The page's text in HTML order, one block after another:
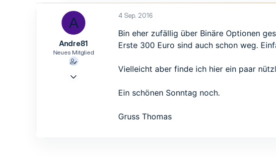
e
t
a
A
Andre81
Neues Mitglied
4 Sep. 2016
Bin eher zufällig über Binäre Optionen
Erste 300 Euro sind auch schon weg.
Vielleicht aber finde ich hier ein paar
Ein schönen Sonntag noch.
Gruss Thomas